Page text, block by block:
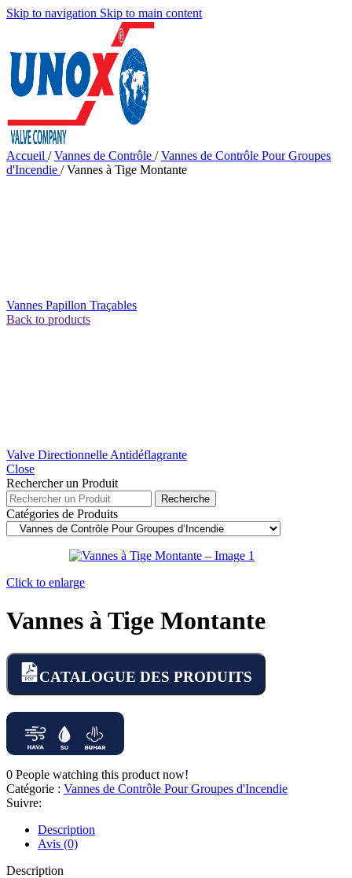
Skip to navigation Skip to main content
Accueil / Vannes de Contrôle / Vannes de Contrôle Pour Groupes
d'Incendie / Vannes à Tige Montante
Vannes Papillon Traçables
Back to products
Valve Directionnelle Antidéflagrante
Close
Rechercher un Produit
Recherche
Catégories de Produits
Click to enlarge
Vannes à Tige Montante
CATALOGUE DES PRODUITS
0 People watching this product now!
Catégorie : Vannes de Contrôle Pour Groupes d'Incendie
Suivre:
Description
Avis (0)
Description